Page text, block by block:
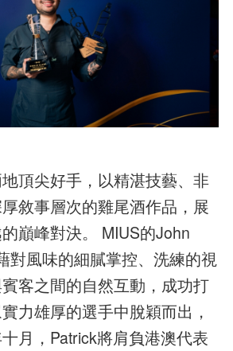
頂尖好手，以精湛技藝、非
敘事層次的雞尾酒作品，展
巔峰對決。 MIUS的John
對風味的細膩掌控、洗練的視
客之間的自然互動，成功打
力雄厚的選手中脫穎而出，
月，Patrick將肩負港澳代表